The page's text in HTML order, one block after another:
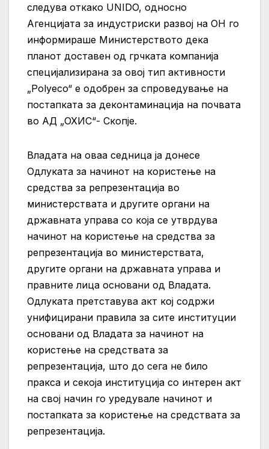
следува откако UNIDO, односно
Агенцијата за индустриски развој на ОН го
информираше Министерството дека
планот доставен од грчката компанија
специјализирана за овој тип активности
„Polyeco“ е одобрен за спроведување на
постапката за деконтаминација на почвата
во АД „ОХИС“- Скопје.
Владата на оваа седница ја донесе
Одлуката за начинот на користење на
средства за репрезентација во
министерствата и другите органи на
државната управа со која се утврдува
начинот на користење на средства за
репрезентација во министерствата,
другите органи на државната управа и
правните лица основани од Владата.
Одлуката претставува акт кој содржи
унифицирани правила за сите институции
основани од Владата за начинот на
користење на средствата за
репрезентација, што до сега не било
пракса и секоја институција со интерен акт
на свој начин го уредувале начинот и
постапката за користење на средствата за
репрезентација.